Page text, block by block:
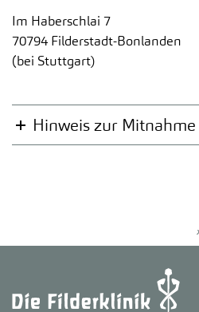
Im Haberschlai 7
70794 Filderstadt-Bonlanden
(bei Stuttgart)
Hinweis zur